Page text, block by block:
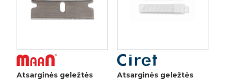
Atsarginės geležtės
Atsarginės geležtės